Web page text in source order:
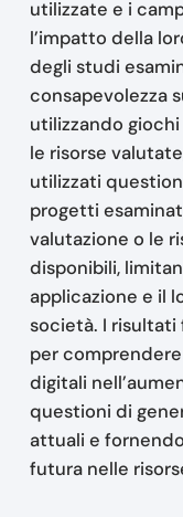
utilizzate e i
l’impatto della
degli studi
consapevolezza
utilizzando
le risorse
utilizzati
progetti
valutazione o le
disponibili,
applicazione e il
società. I
per
digitali
questioni di
attuali e
futura nelle